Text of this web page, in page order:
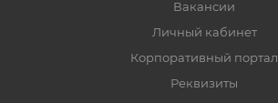
Вакансии
Личный кабинет
Корпоративный портал
Реквизиты